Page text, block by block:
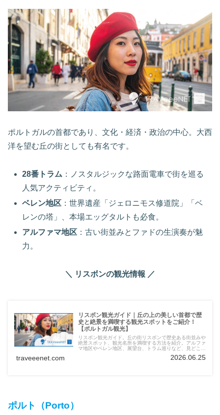
ポルトガルの首都であり、文化・経済・政治の中心。大西
洋を望む丘の街としても有名です。
28番トラム ：ノスタルジックな路面電車で街を巡る
人気アクティビティ。
ベレン地区 ：世界遺産「ジェロニモス修道院」「ベ
レンの塔」、本場エッグタルトも必食。
アルファマ地区 ：古い街並みとファドの生演奏が魅
力。
＼ リスボンの観光情報 ／
リスボン観光ガイド｜丘の上の美しい首都で歴
史と絶景を満喫する観光スポットをご紹介！
【ポルトガル観光】
リスボン観光ガイド。丘の街リスボンで歴史ある街並みや
絶景スポット、観光名所を満喫する方法を紹介。アルファ
マ地区やベレン地区、展望台、トラム巡りなど、見どころ
traveeenet.com 2026.06.25
ポルト（Porto）